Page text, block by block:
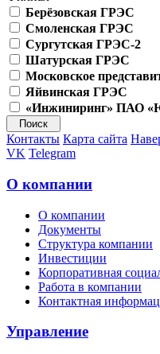
Берёзовская ГРЭС
Смоленская ГРЭС
Сургутская ГРЭС-2
Шатурская ГРЭС
Московское
Яйвинская ГРЭС
«Инжиниринг» ПАО
Контакты Карта сайта
VK Telegram
О компании
О компании
Документы
Структура компании
Инвестиции
Корпоративная
Работа в компании
Контактная
Управление